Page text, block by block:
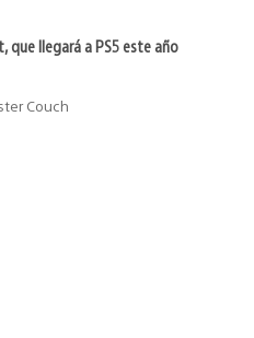
que llegará a PS5 este año
Couch